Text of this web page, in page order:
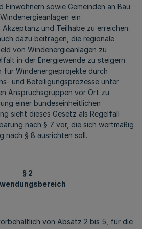
Einwohnern sowie Gemeinden an Bau
ein
und Teilhabe zu erreichen.
dazu beitragen, die regionale
von Windenergieanlagen zu
in der Energiewende zu steigern
für Windenergieprojekte durch
und Beteiligungsprozesse unter
Anspruchsgruppen vor Ort zu
einer bundeseinheitlichen
sieht dieses Gesetz als Regelfall
nach § 7 vor, die sich wertmäßig
nach § 8 ausrichten soll.
§ 2
von Absatz 2 bis 5, für die